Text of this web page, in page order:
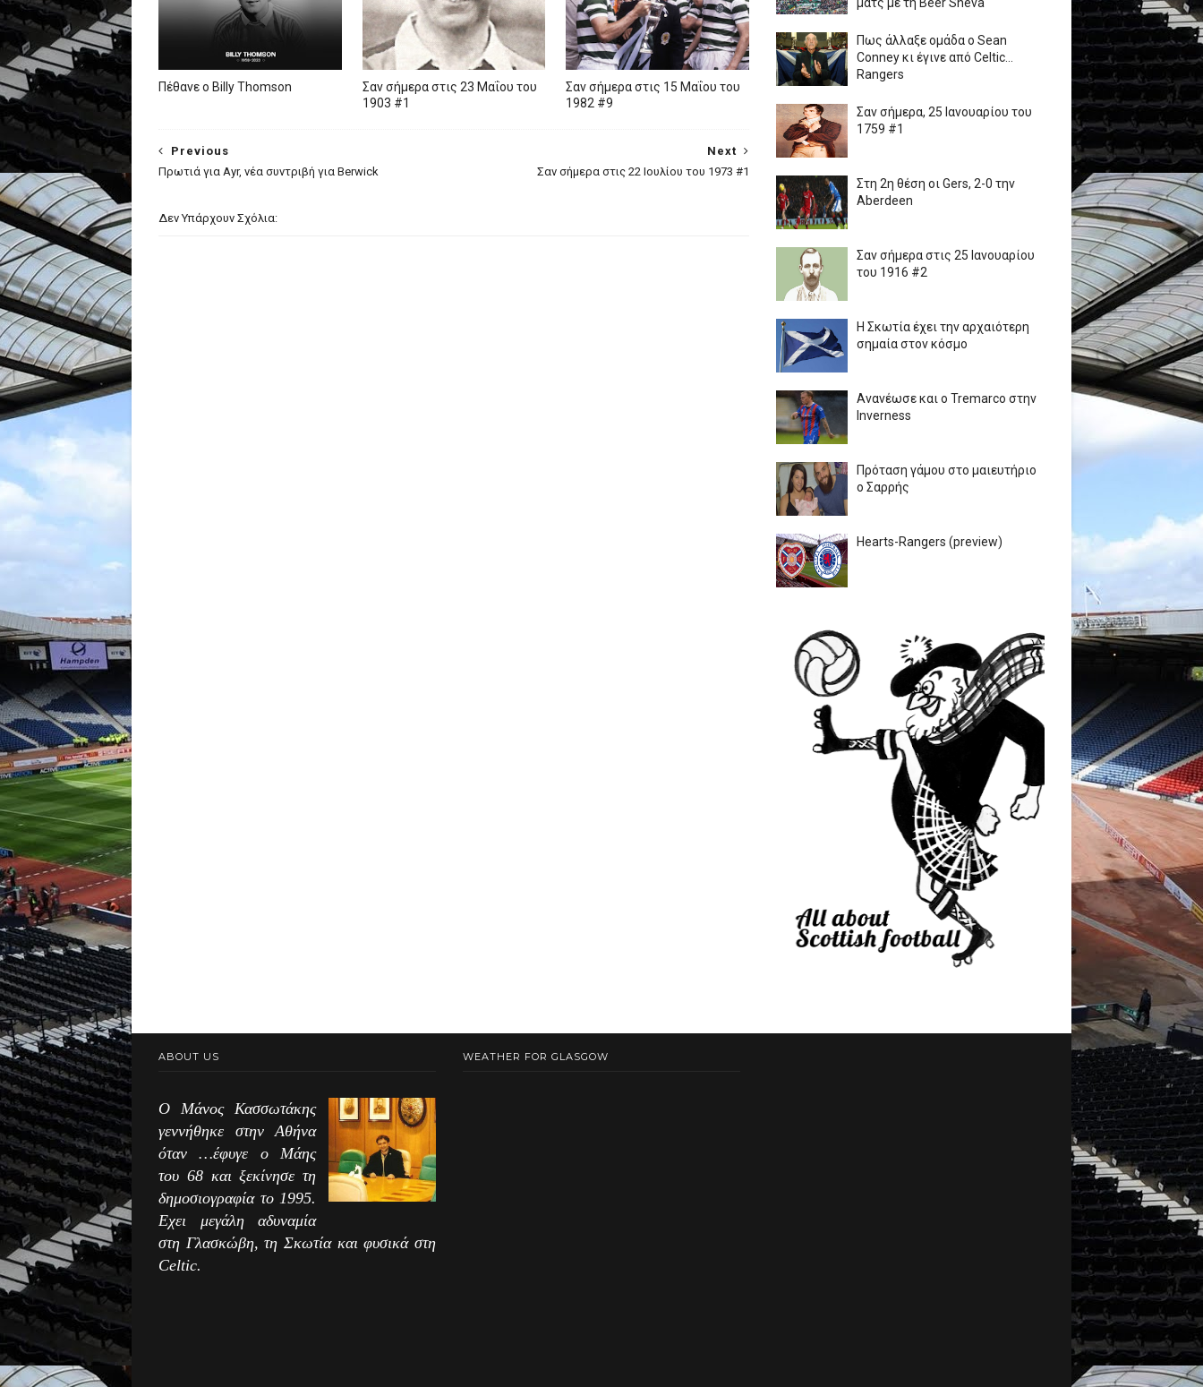
Πέθανε ο Billy Thomson
Σαν σήμερα στις 23 Μαΐου του
1903 #1
Σαν σήμερα στις 15 Μαΐου του
1982 #9
Next
Σαν σήμερα στις 22 Ιουλίου του 1973 #1
Previous
Πρωτιά για Ayr, νέα συντριβή για Berwick
Δεν Υπάρχουν Σχόλια:
Πως άλλαξε ομάδα ο Sean
Conney κι έγινε από Celtic...
Rangers
Σαν σήμερα, 25 Ιανουαρίου του
1759 #1
Στη 2η θέση οι Gers, 2-0 την
Aberdeen
Σαν σήμερα στις 25 Ιανουαρίου
του 1916 #2
Η Σκωτία έχει την αρχαιότερη
σημαία στον κόσμο
Ανανέωσε και ο Tremarco στην
Inverness
Πρόταση γάμου στο μαιευτήριο
ο Σαρρής
Hearts-Rangers (preview)
ABOUT US
Ο Μάνος Κασσωτάκης
γεννήθηκε στην Αθήνα
όταν …έφυγε ο Μάης
του 68 και ξεκίνησε τη
δημοσιογραφία το 1995.
Εχει μεγάλη αδυναμία
στη Γλασκώβη, τη Σκωτία και φυσικά στη
Celtic.
WEATHER FOR GLASGOW